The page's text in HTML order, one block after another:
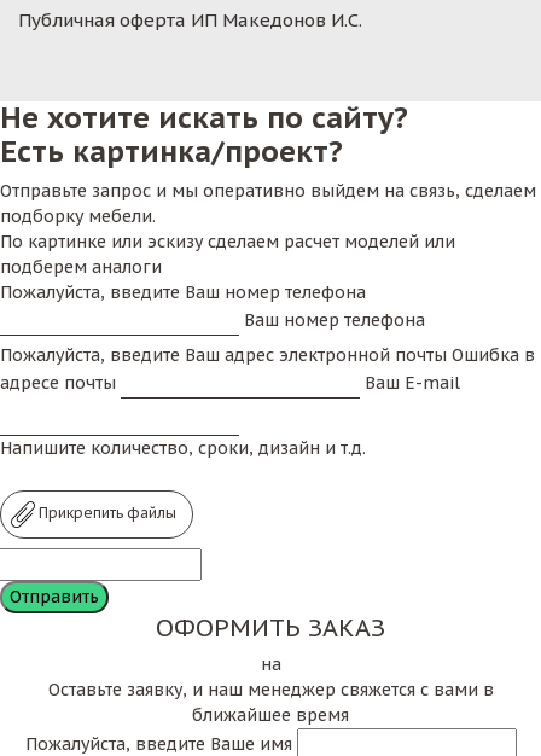
Публичная оферта ИП Македонов И.С.
Не хотите искать по сайту?
Есть картинка/проект?
Отправьте запрос и мы оперативно выйдем на связь, сделаем
подборку мебели.
По картинке или эскизу сделаем расчет моделей или
подберем аналоги
Пожалуйста, введите Ваш номер телефона
Ваш номер телефона
Пожалуйста, введите Ваш адрес электронной почты Ошибка в
адресе почты
Ваш E-mail
Напишите количество, сроки, дизайн и т.д.
Прикрепить файлы
ОФОРМИТЬ ЗАКАЗ
на
Оставьте заявку, и наш менеджер свяжется с вами в
ближайшее время
Пожалуйста, введите Ваше имя